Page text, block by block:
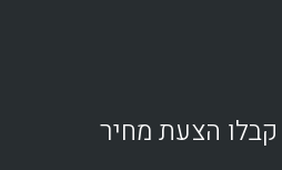
קבלו הצעת מחיר